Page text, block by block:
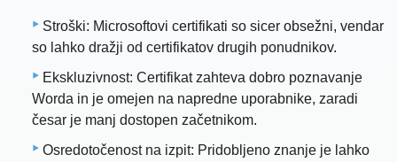
Stroški: Microsoftovi certifikati so sicer obsežni, vendar
so lahko dražji od certifikatov drugih ponudnikov.
Ekskluzivnost: Certifikat zahteva dobro poznavanje
Worda in je omejen na napredne uporabnike, zaradi
česar je manj dostopen začetnikom.
Osredotočenost na izpit: Pridobljeno znanje je lahko